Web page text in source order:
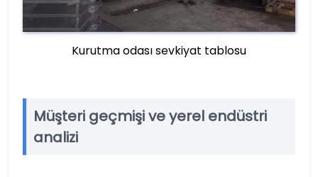
Kurutma odası sevkiyat tablosu
Müşteri geçmişi ve yerel endüstri
analizi